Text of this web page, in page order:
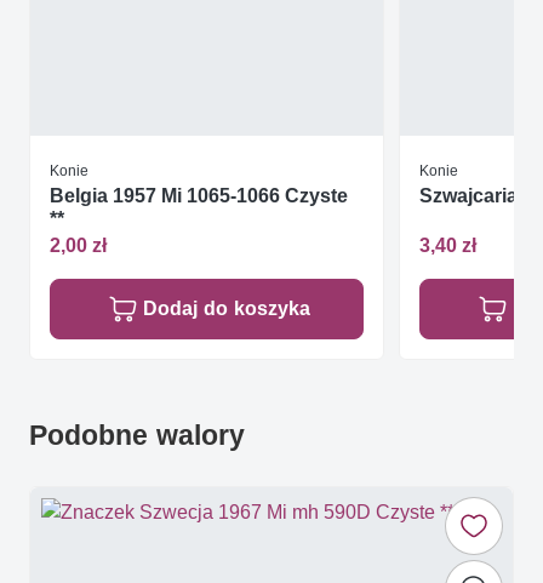
Konie
Belgia 1957 Mi 1065-1066 Czyste
**
2,00 zł
Dodaj do koszyka
Konie
Szwajcaria
3,40 zł
Podobne walory